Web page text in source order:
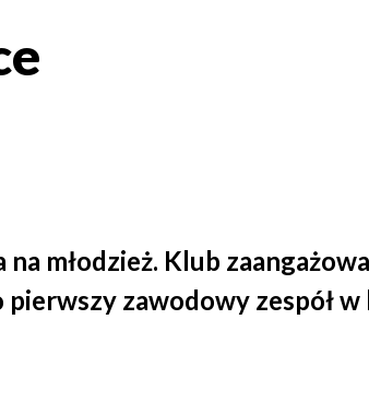
młodzież. Klub
zawodowy zespół w